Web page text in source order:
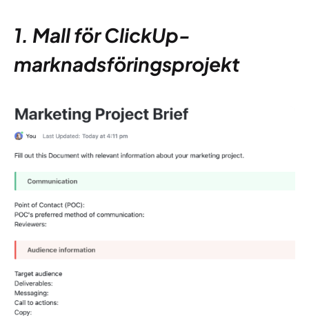
1. Mall för ClickUp-
marknadsföringsprojekt